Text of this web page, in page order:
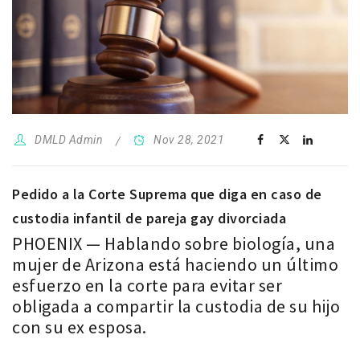
DMLD Admin Nov 28, 2021
Pedido a la Corte Suprema que diga en caso de
custodia infantil de pareja gay divorciada
PHOENIX — Hablando sobre biología, una
mujer de Arizona está haciendo un último
esfuerzo en la corte para evitar ser
obligada a compartir la custodia de su hijo
con su ex esposa.